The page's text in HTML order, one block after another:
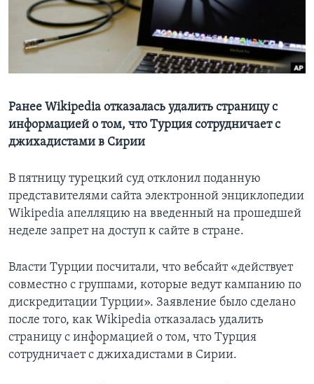
Learning English
Языки
Ранее Wikipedia отказалась удалить страницу с
информацией о том, что Турция сотрудничает с
джихадистами в Сирии
В пятницу турецкий суд отклонил поданную
представителями сайта электронной энциклопедии
Wikipedia апелляцию на введенный на прошедшей
неделе запрет на доступ к сайтe в стране.
Власти Турции посчитали, что вебсайт «действует
совместно с группами, которые ведут кампанию по
дискредитации Турции». Заявление было сделано
после того, как Wikipedia отказалась удалить
страницу с информацией о том, что Турция
сотрудничает с джихадистами в Сирии.